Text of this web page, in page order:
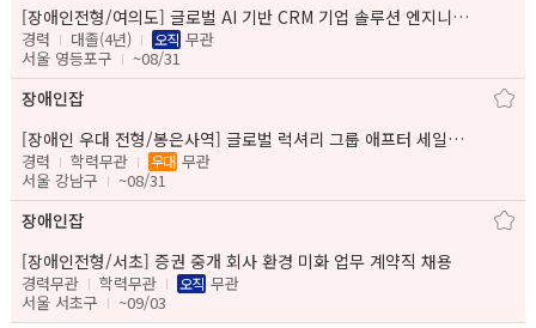
[장애인전형/여의도] 글로벌 AI 기반 CRM 기업 솔루션 엔지니어 지원 전문가 정규직 채용
경력 대졸(4년) 오직 무관
서울 영등포구
~08/31
장애인잡
[장애인 우대 전형/봉은사역] 글로벌 럭셔리 그룹 애프터 세일즈 매니저 채용
경력 학력무관 우대 무관
서울 강남구
~08/31
장애인잡
[장애인전형/서초] 증권 중개 회사 환경 미화 업무 계약직 채용
경력무관 학력무관 오직 무관
서울 서초구
~09/03